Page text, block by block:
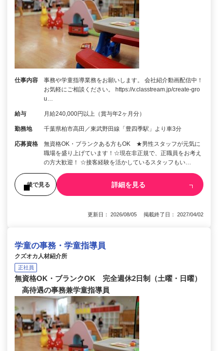
仕事内容
事務や学童指導業務をお願いします。 会社紹介動画配信中！
お気軽にご相談ください。 https://v.classtream.jp/create-gro
u…
給与 月給240,000円以上（賞与年2ヶ月分）
勤務地 千葉県柏市高田／東武野田線「豊四季駅」より車3分
応募資格
無資格OK・ブランクある方もOK ★男性スタッフが元気に
職場を盛り上げています！☆現在非正規で、正職員をお考え
の方大歓迎！ ☆接客経験を活かしているスタッフもい…
後で見る 詳細を見る
更新日： 2026/08/05 掲載終了日： 2027/04/02
学童の事務・学童指導員
クズオカ人材紹介所
正社員
無資格OK・ブランクOK 完全週休2日制（土曜・日曜）
高待遇の事務兼学童指導員